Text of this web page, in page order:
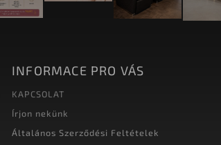
INFORMACE PRO VÁS
KAPCSOLAT
Írjon nekünk
Általános Szerződési Feltételek